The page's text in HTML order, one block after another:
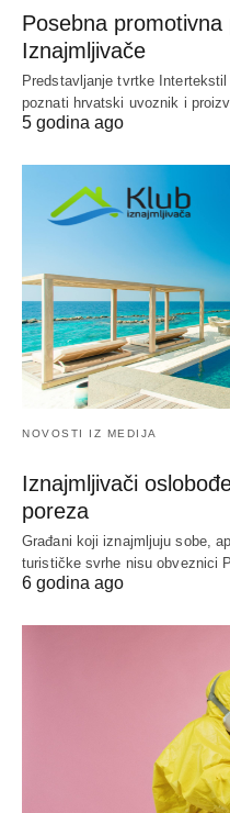
Posebna
Iznajmljivače
Predstavljanje tvrtke
poznati hrvatski uvoznik i
5 godina ago
NOVOSTI IZ MEDIJA
Iznajmljivači
poreza
Građani koji iznajmljuju sobe,
turističke svrhe nisu obveznici
6 godina ago